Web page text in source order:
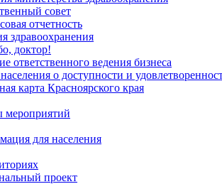
совет
отчетность
здравоохранения
доктор!
ответственного ведения бизнеса
о доступности и
карта Красноярского края
мероприятий
для населения
проект